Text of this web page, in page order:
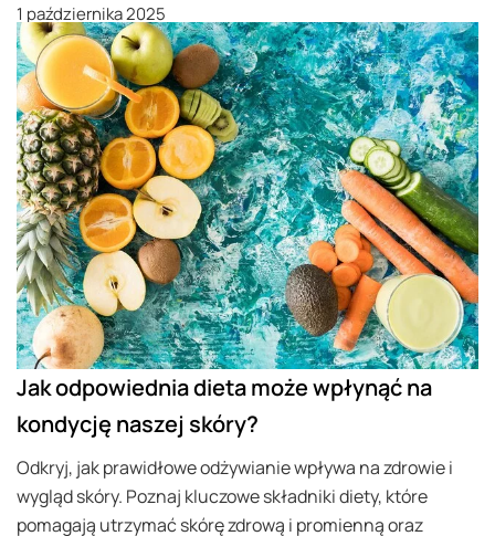
1 października 2025
Jak odpowiednia dieta może wpłynąć na
kondycję naszej skóry?
Odkryj, jak prawidłowe odżywianie wpływa na zdrowie i
wygląd skóry. Poznaj kluczowe składniki diety, które
pomagają utrzymać skórę zdrową i promienną oraz